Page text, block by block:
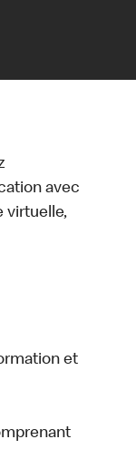
avec
virtuelle,
et